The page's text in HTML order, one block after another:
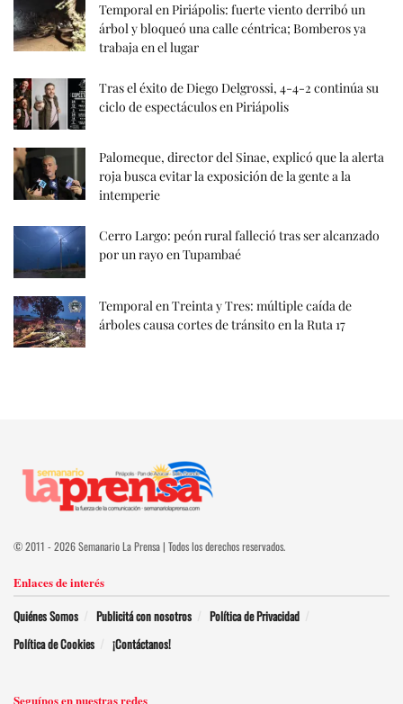
Temporal en Piriápolis: fuerte viento derribó un
árbol y bloqueó una calle céntrica; Bomberos ya
trabaja en el lugar
Tras el éxito de Diego Delgrossi, 4-4-2 continúa su
ciclo de espectáculos en Piriápolis
Palomeque, director del Sinae, explicó que la alerta
roja busca evitar la exposición de la gente a la
intemperie
Cerro Largo: peón rural falleció tras ser alcanzado
por un rayo en Tupambaé
Temporal en Treinta y Tres: múltiple caída de
árboles causa cortes de tránsito en la Ruta 17
© 2011 - 2026 Semanario La Prensa | Todos los derechos reservados.
Enlaces de interés
Quiénes Somos Publicitá con nosotros
Política de Privacidad
Política de Cookies
¡Contáctanos!
Seguínos en nuestras redes